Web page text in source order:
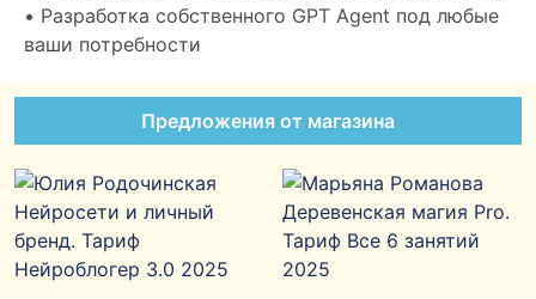
• Разработка собственного GPT Agent под любые
ваши потребности
Предложения от магазина